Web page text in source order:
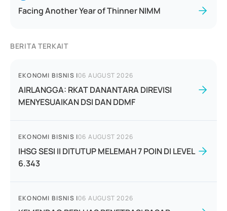
Facing Another Year of Thinner NIMM
BERITA TERKAIT
EKONOMI BISNIS |06 AUGUST 2026
AIRLANGGA: RKAT DANANTARA DIREVISI
MENYESUAIKAN DSI DAN DDMF
EKONOMI BISNIS |06 AUGUST 2026
IHSG SESI II DITUTUP MELEMAH 7 POIN DI LEVEL
6.343
EKONOMI BISNIS |06 AUGUST 2026